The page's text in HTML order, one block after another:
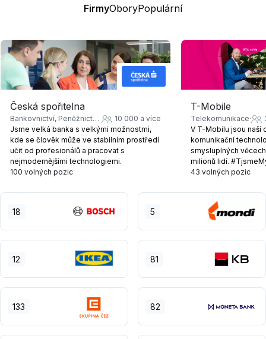
FirmyOboryPopulární
Česká spořitelna
Bankovnictví, Peněžnictví, Pojišťovnictví
10 000 a více
Jsme velká banka s velkými možnostmi,
kde se člověk může ve stabilním prostředí
učit od profesionálů a pracovat s
nejmodernějšími technologiemi.
100 volných pozic
T-Mobile
Telekomunikace
V T-Mobilu jsou naší
komunikační
smysluplných
milionů lidí.
43 volných pozic
18 5
12 81
133 82